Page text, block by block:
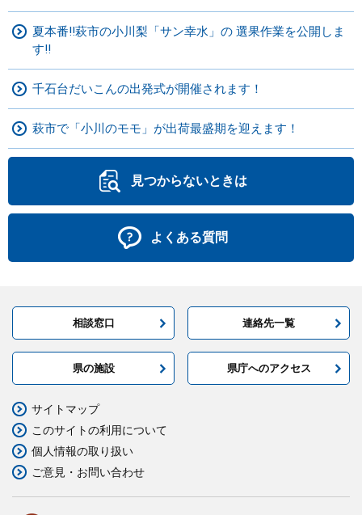
夏本番!!萩市の小川梨「サン幸水」の 選果作業を公開しま
す!!
千石台だいこんの出発式が開催されます！
萩市で「小川のモモ」が出荷最盛期を迎えます！
見つからないときは
よくある質問
相談窓口 連絡先一覧
県の施設 県庁へのアクセス
サイトマップ
このサイトの利用について
個人情報の取り扱い
ご意見・お問い合わせ